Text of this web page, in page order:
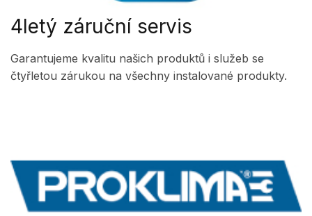
4letý záruční servis
Garantujeme kvalitu našich produktů i služeb se
čtyřletou zárukou na všechny instalované produkty.